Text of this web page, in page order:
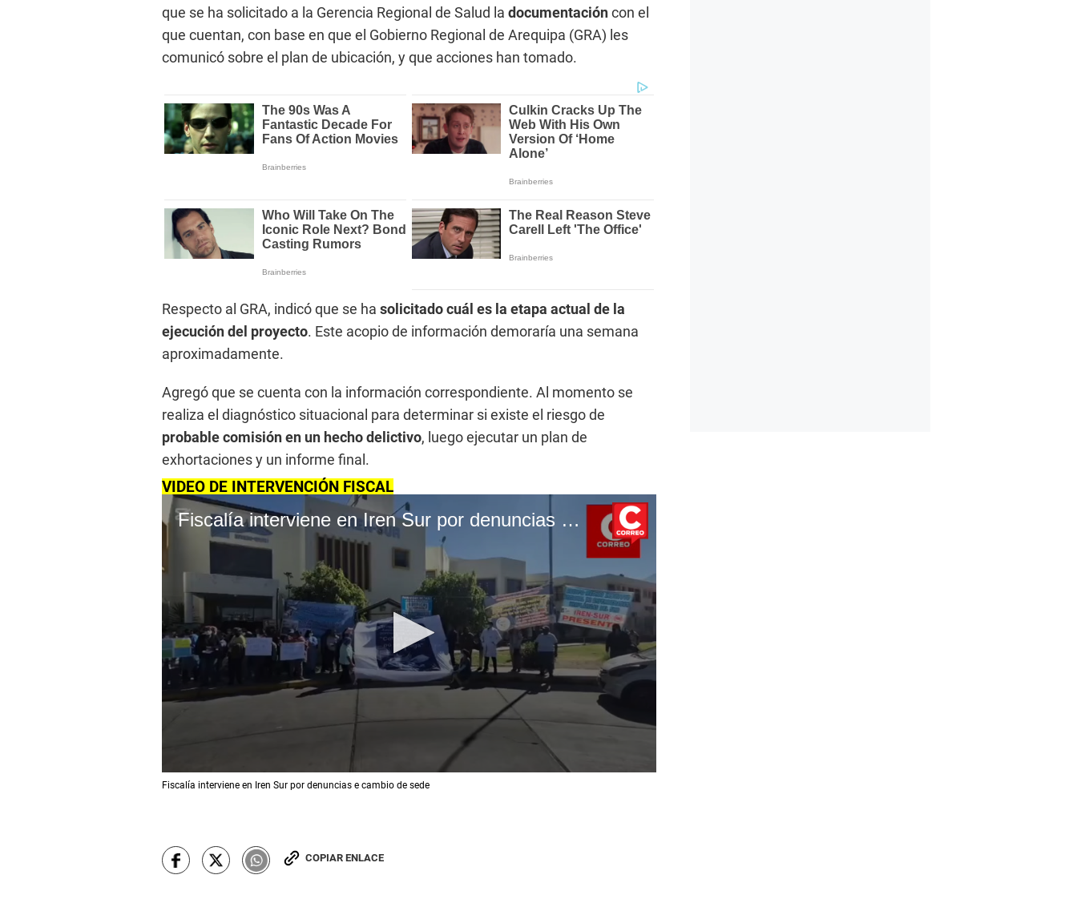
que se ha solicitado a la Gerencia Regional de Salud la documentacióncon el
que cuentan, con base en que el Gobierno Regional de Arequipa (GRA) les
comunicó sobre el plan de ubicación, y que acciones han tomado.
Respecto al GRA, indicó que se ha solicitado cuál es la etapa actual de la
ejecución del proyecto. Este acopio de información demoraría una semana
aproximadamente.
Agregó que se cuenta con la información correspondiente. Al momento se
realiza el diagnóstico situacional para determinar si existe el riesgo de
probable comisión en un hecho delictivo, luego ejecutar un plan de
exhortaciones y un informe final.
VIDEO DE INTERVENCIÓN FISCAL
Fiscalía interviene en Iren Sur por denuncias e cambio de sede
s
d
s
Fiscalía interviene en Iren Sur por denuncias e cambio de sede
COPIAR ENLACE